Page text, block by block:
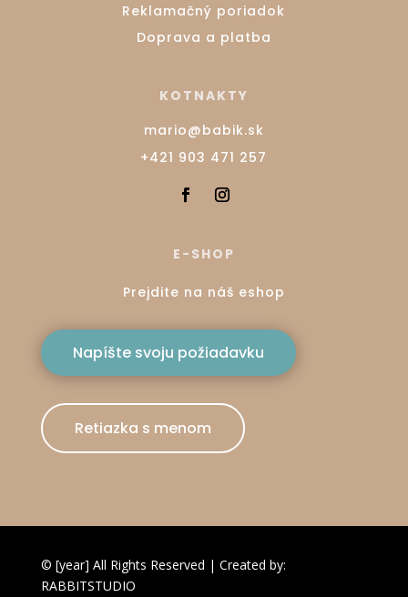
Reklamačný poriadok
Doprava a platba
KOTNAKTY
mario@babik.sk
+421 903 471 257
E-SHOP
Prejdite na náš eshop
Napíšte svoju požiadavku
Retiazka s menom
© [year] All Rights Reserved | Created by:
RABBITSTUDIO